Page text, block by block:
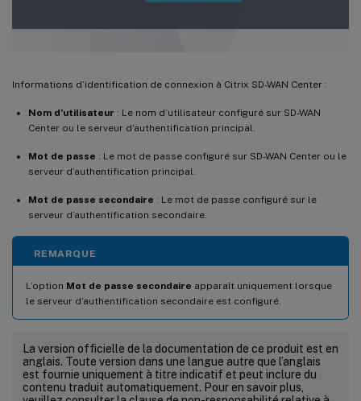
Informations d’identification de connexion à Citrix SD-WAN Center :
Nom d’utilisateur : Le nom d’utilisateur configuré sur SD-WAN
Center ou le serveur d’authentification principal.
Mot de passe : Le mot de passe configuré sur SD-WAN Center ou le
serveur d’authentification principal.
Mot de passe secondaire : Le mot de passe configuré sur le
serveur d’authentification secondaire.
REMARQUE
L’option Mot de passe secondaire apparaît uniquement lorsque
le serveur d’authentification secondaire est configuré.
La version officielle de la documentation de ce produit est en
anglais. Toute version dans une langue autre que l’anglais
est fournie uniquement à titre indicatif et peut inclure du
contenu traduit automatiquement. Pour en savoir plus,